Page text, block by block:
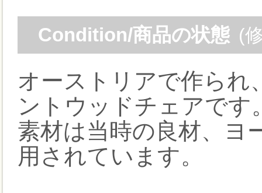
Condition/商品の状態 (
オーストリアで作られ
ントウッドチェアです
素材は当時の良材、ヨ
用されています。